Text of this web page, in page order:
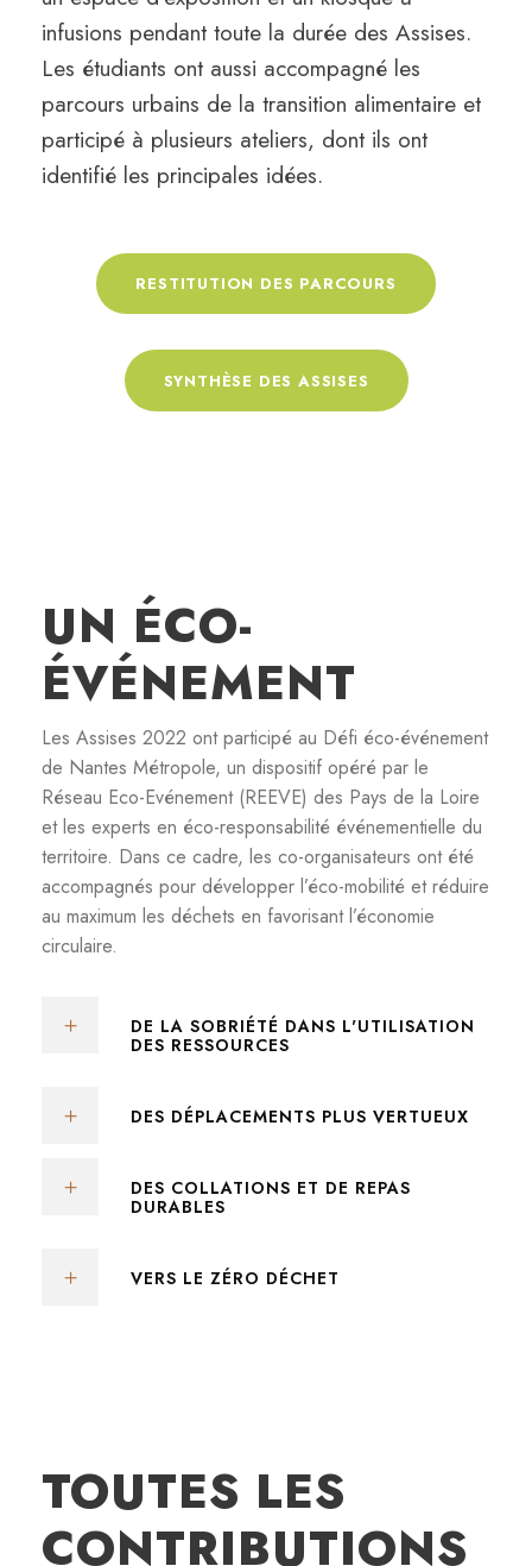
infusions pendant toute la durée des Assises.
Les étudiants ont aussi accompagné les
parcours urbains de la transition alimentaire et
participé à plusieurs ateliers, dont ils ont
identifié les principales idées.
RESTITUTION DES PARCOURS
SYNTHÈSE DES ASSISES
UN ÉCO-
ÉVÉNEMENT
Les Assises 2022 ont participé au Défi éco-événement
de Nantes Métropole, un dispositif opéré par le
Réseau Eco-Evénement (REEVE) des Pays de la Loire
et les experts en éco-responsabilité événementielle du
territoire. Dans ce cadre, les co-organisateurs ont été
accompagnés pour développer l’éco-mobilité et réduire
au maximum les déchets en favorisant l’économie
circulaire.
DE LA SOBRIÉTÉ DANS L'UTILISATION
DES RESSOURCES
DES DÉPLACEMENTS PLUS VERTUEUX
DES COLLATIONS ET DE REPAS
DURABLES
VERS LE ZÉRO DÉCHET
TOUTES LES
CONTRIBUTIONS